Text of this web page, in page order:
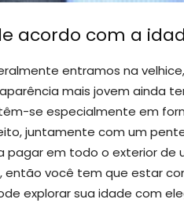
acordo com a
entramos na
mais jovem ainda
se especialmente em
juntamente com um
pagar em todo o exterior de
então você tem que estar
explorar sua idade com